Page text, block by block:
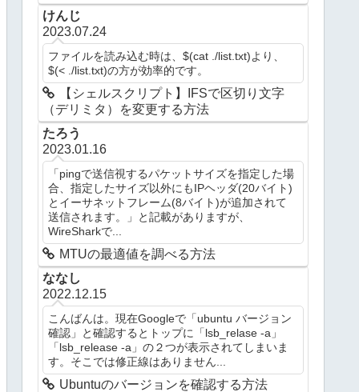
けんじ
2023.07.24
ファイルを読み込む時は、$(cat ./list.txt)より、
$(< ./list.txt)の方が効率的です。
【シェルスクリプト】IFSで区切り文字
（デリミタ）を変更する方法
たろう
2023.01.16
「pingで送信視するパケットサイズを指定した場
合、指定したサイズ以外にもIPヘッダ(20バイト)
とイーサネットフレーム(8バイト)が追加されて
送信されます。」と記載がありますが、
WireSharkで...
MTUの最適値を調べる方法
ななし
2022.12.15
こんばんは。現在Googleで「ubuntu バージョン
確認」と確認するとトップに「lsb_relase -a」
「lsb_release -a」の２つが表示されてしまいま
す。そこでは修正線はありません...
Ubuntuのバージョンを確認する方法